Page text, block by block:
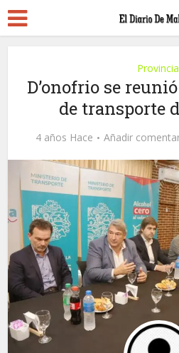
D’onofrio se
de transporte
4 años Hace Añadir